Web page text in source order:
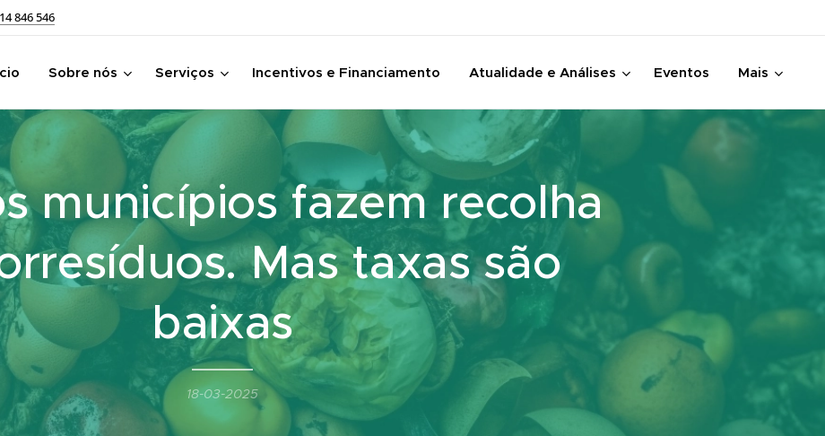
846 546
Sobre nós Serviços Incentivos e Financiamento Atualidade e Análises Eventos Mais
municípios fazem recolha
Mas taxas são
baixas
18-03-2025